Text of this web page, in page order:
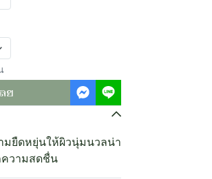
ย
มยืดหยุ่นให้ผิวนุ่มนวลน่า
วามสดชื่น